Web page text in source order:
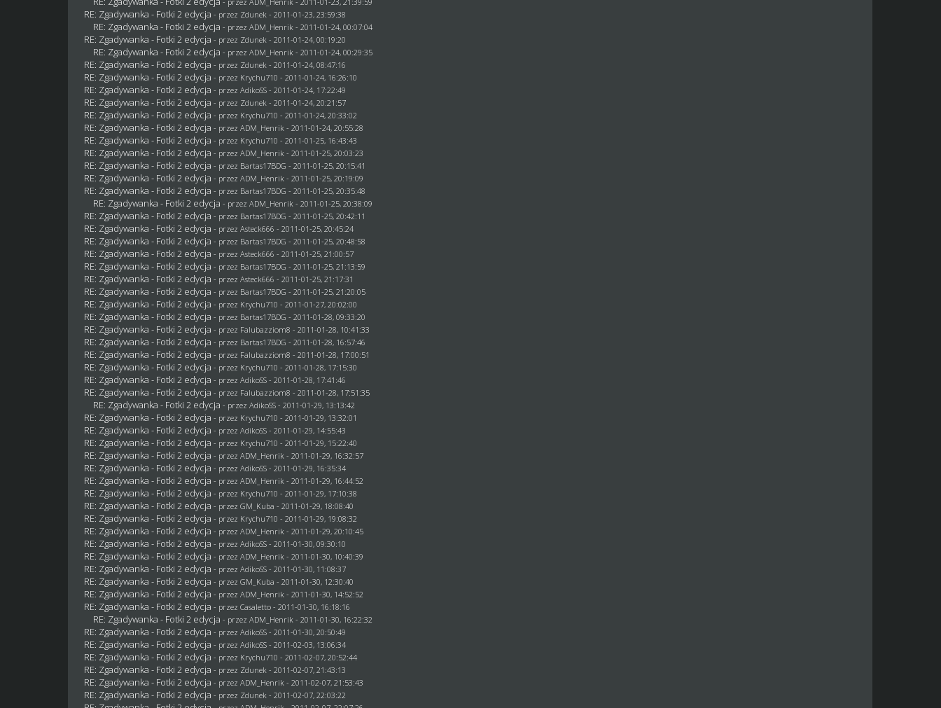
RE: Zgadywanka - Fotki 2 edycja - przez Zdunek - 2011-01-23, 23:59:38
RE: Zgadywanka - Fotki 2 edycja - przezADM_Henrik - 2011-01-24, 00:07:04
RE: Zgadywanka - Fotki 2 edycja - przez Zdunek - 2011-01-24, 00:19:20
RE: Zgadywanka - Fotki 2 edycja - przezADM_Henrik - 2011-01-24, 00:29:35
RE: Zgadywanka - Fotki 2 edycja - przez Zdunek - 2011-01-24, 08:47:16
RE: Zgadywanka - Fotki 2 edycja - przez Krychu710 - 2011-01-24, 16:26:10
RE: Zgadywanka - Fotki 2 edycja - przez AdikoSS - 2011-01-24, 17:22:49
RE: Zgadywanka - Fotki 2 edycja - przez Zdunek - 2011-01-24, 20:21:57
RE: Zgadywanka - Fotki 2 edycja - przez Krychu710 - 2011-01-24, 20:33:02
RE: Zgadywanka - Fotki 2 edycja - przezADM_Henrik - 2011-01-24, 20:55:28
RE: Zgadywanka - Fotki 2 edycja - przez Krychu710 - 2011-01-25, 16:43:43
RE: Zgadywanka - Fotki 2 edycja - przezADM_Henrik - 2011-01-25, 20:03:23
RE: Zgadywanka - Fotki 2 edycja - przez Bartas17BDG - 2011-01-25, 20:15:41
RE: Zgadywanka - Fotki 2 edycja - przezADM_Henrik - 2011-01-25, 20:19:09
RE: Zgadywanka - Fotki 2 edycja - przez Bartas17BDG - 2011-01-25, 20:35:48
RE: Zgadywanka - Fotki 2 edycja - przezADM_Henrik - 2011-01-25, 20:38:09
RE: Zgadywanka - Fotki 2 edycja - przez Bartas17BDG - 2011-01-25, 20:42:11
RE: Zgadywanka - Fotki 2 edycja - przez Asteck666 - 2011-01-25, 20:45:24
RE: Zgadywanka - Fotki 2 edycja - przez Bartas17BDG - 2011-01-25, 20:48:58
RE: Zgadywanka - Fotki 2 edycja - przez Asteck666 - 2011-01-25, 21:00:57
RE: Zgadywanka - Fotki 2 edycja - przez Bartas17BDG - 2011-01-25, 21:13:59
RE: Zgadywanka - Fotki 2 edycja - przez Asteck666 - 2011-01-25, 21:17:31
RE: Zgadywanka - Fotki 2 edycja - przez Bartas17BDG - 2011-01-25, 21:20:05
RE: Zgadywanka - Fotki 2 edycja - przez Krychu710 - 2011-01-27, 20:02:00
RE: Zgadywanka - Fotki 2 edycja - przez Bartas17BDG - 2011-01-28, 09:33:20
RE: Zgadywanka - Fotki 2 edycja - przez Falubazziom8 - 2011-01-28, 10:41:33
RE: Zgadywanka - Fotki 2 edycja - przez Bartas17BDG - 2011-01-28, 16:57:46
RE: Zgadywanka - Fotki 2 edycja - przez Falubazziom8 - 2011-01-28, 17:00:51
RE: Zgadywanka - Fotki 2 edycja - przez Krychu710 - 2011-01-28, 17:15:30
RE: Zgadywanka - Fotki 2 edycja - przez AdikoSS - 2011-01-28, 17:41:46
RE: Zgadywanka - Fotki 2 edycja - przez Falubazziom8 - 2011-01-28, 17:51:35
RE: Zgadywanka - Fotki 2 edycja - przez AdikoSS - 2011-01-29, 13:13:42
RE: Zgadywanka - Fotki 2 edycja - przez Krychu710 - 2011-01-29, 13:32:01
RE: Zgadywanka - Fotki 2 edycja - przez AdikoSS - 2011-01-29, 14:55:43
RE: Zgadywanka - Fotki 2 edycja - przez Krychu710 - 2011-01-29, 15:22:40
RE: Zgadywanka - Fotki 2 edycja - przezADM_Henrik - 2011-01-29, 16:32:57
RE: Zgadywanka - Fotki 2 edycja - przez AdikoSS - 2011-01-29, 16:35:34
RE: Zgadywanka - Fotki 2 edycja - przezADM_Henrik - 2011-01-29, 16:44:52
RE: Zgadywanka - Fotki 2 edycja - przez Krychu710 - 2011-01-29, 17:10:38
RE: Zgadywanka - Fotki 2 edycja - przezGM_Kuba - 2011-01-29, 18:08:40
RE: Zgadywanka - Fotki 2 edycja - przez Krychu710 - 2011-01-29, 19:08:32
RE: Zgadywanka - Fotki 2 edycja - przezADM_Henrik - 2011-01-29, 20:10:45
RE: Zgadywanka - Fotki 2 edycja - przez AdikoSS - 2011-01-30, 09:30:10
RE: Zgadywanka - Fotki 2 edycja - przezADM_Henrik - 2011-01-30, 10:40:39
RE: Zgadywanka - Fotki 2 edycja - przez AdikoSS - 2011-01-30, 11:08:37
RE: Zgadywanka - Fotki 2 edycja - przezGM_Kuba - 2011-01-30, 12:30:40
RE: Zgadywanka - Fotki 2 edycja - przezADM_Henrik - 2011-01-30, 14:52:52
RE: Zgadywanka - Fotki 2 edycja - przezCasaletto - 2011-01-30, 16:18:16
RE: Zgadywanka - Fotki 2 edycja - przezADM_Henrik - 2011-01-30, 16:22:32
RE: Zgadywanka - Fotki 2 edycja - przez AdikoSS - 2011-01-30, 20:50:49
RE: Zgadywanka - Fotki 2 edycja - przez AdikoSS - 2011-02-03, 13:06:34
RE: Zgadywanka - Fotki 2 edycja - przez Krychu710 - 2011-02-07, 20:52:44
RE: Zgadywanka - Fotki 2 edycja - przez Zdunek - 2011-02-07, 21:43:13
RE: Zgadywanka - Fotki 2 edycja - przezADM_Henrik - 2011-02-07, 21:53:43
RE: Zgadywanka - Fotki 2 edycja - przez Zdunek - 2011-02-07, 22:03:22